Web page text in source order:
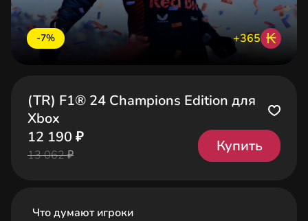
-7% +365 ₭
(TR) F1® 24 Champions Edition для
Xbox
12 190 ₽
13 062 ₽
Купить
Что думают игроки